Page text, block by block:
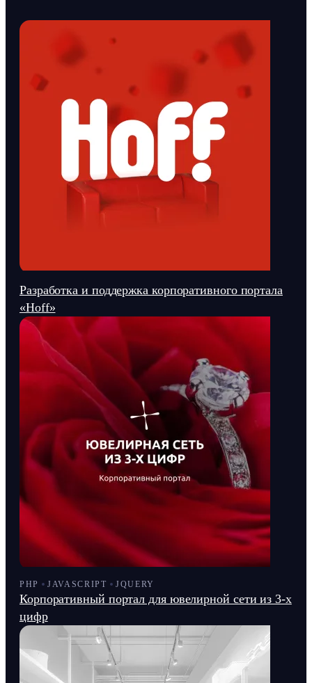
Разработка и поддержка корпоративного портала
«Hoff»
PHP JAVASCRIPT JQUERY
Корпоративный портал для ювелирной сети из 3-х
цифр